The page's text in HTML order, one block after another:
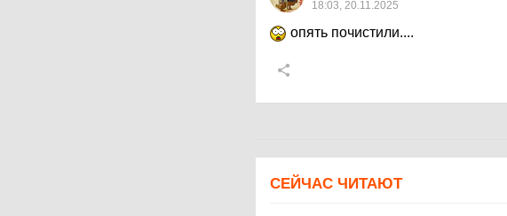
18:03, 20.11.2025
опять почистили....
СЕЙЧАС ЧИТАЮТ